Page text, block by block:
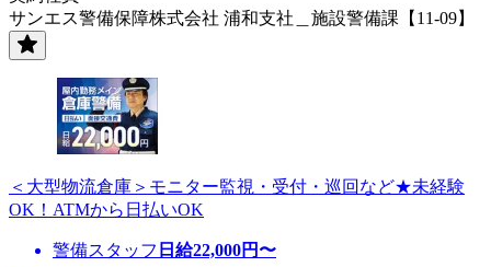
サンエス警備保障株式会社 浦和支社＿施設警備課【11-09】
＜大型物流倉庫＞モニター監視・受付・巡回など★未経験
OK！ATMから日払いOK
警備スタッフ 日給22,000円〜